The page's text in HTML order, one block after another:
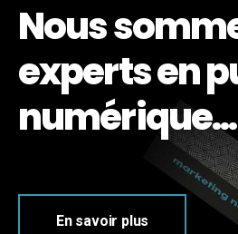
Ads
sociaux
Nous
experts en
En savoir plus